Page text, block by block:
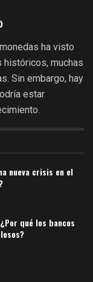
ha visto
históricos, muchas
Sin embargo, hay
estar
nueva crisis en el
qué los bancos